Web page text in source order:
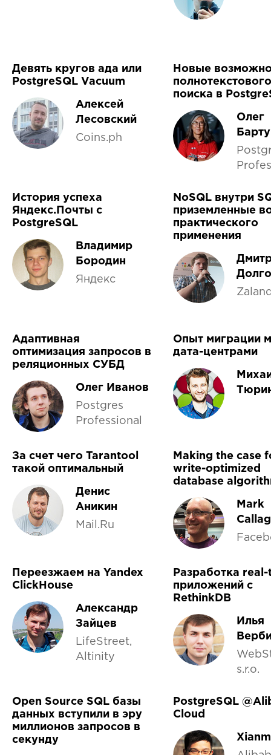
Девять кругов ада или
PostgreSQL Vacuum
Алексей
Лесовский
Coins.ph
Новые
полнотекстового
поиска в
Олег
История успеха
Яндекс.Почты с
PostgreSQL
Владимир
Бородин
Яндекс
NoSQL внутри
приземленные
практического
применения
Адаптивная
оптимизация запросов в
реляционных СУБД
Олег Иванов
Postgres
Professional
Опыт миграции
дата-центрами
За счет чего Tarantool
такой оптимальный
Денис
Аникин
Mail.Ru
Making the case
write-optimized
database
Mark
Переезжаем на Yandex
ClickHouse
Александр
Зайцев
LifeStreet,
Altinity
Разработка
приложений с
RethinkDB
Илья
s.r.o.
Open Source SQL базы
данных вступили в эру
миллионов запросов в
секунду
PostgreSQL
Cloud